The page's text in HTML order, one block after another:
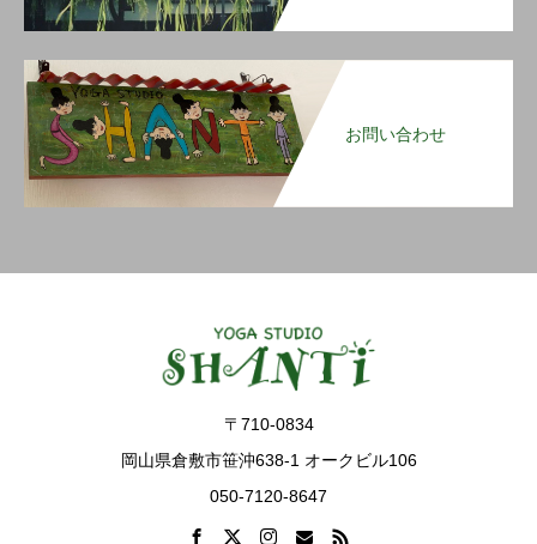
お問い合わせ
〒710-0834
岡山県倉敷市笹沖638-1 オークビル106
050-7120-8647